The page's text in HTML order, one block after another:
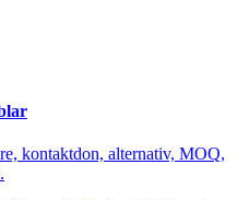
kontaktdon, alternativ, MOQ,